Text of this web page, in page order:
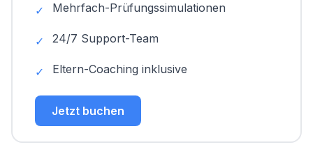
✓ Mehrfach-Prüfungssimulationen
✓ 24/7 Support-Team
✓ Eltern-Coaching inklusive
Jetzt buchen